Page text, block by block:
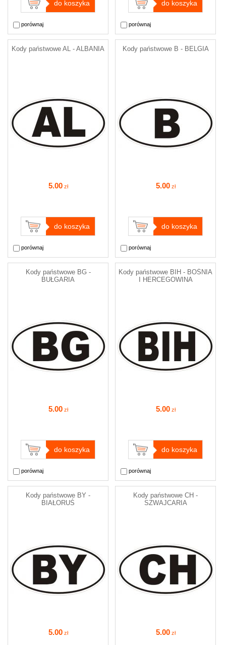
do koszyka
porównaj
do koszyka
porównaj
Kody państwowe AL - ALBANIA
5.00 zł
do koszyka
porównaj
Kody państwowe B - BELGIA
5.00 zł
do koszyka
porównaj
Kody państwowe BG -
BUŁGARIA
5.00 zł
do koszyka
porównaj
Kody państwowe BIH - BOŚNIA
I HERCEGOWINA
5.00 zł
do koszyka
porównaj
Kody państwowe BY -
BIAŁORUŚ
5.00 zł
Kody państwowe CH -
SZWAJCARIA
5.00 zł